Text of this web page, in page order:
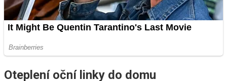
Oteplení oční linky do domu